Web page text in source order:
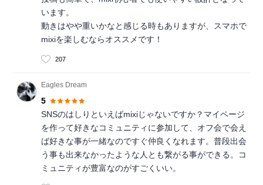
います。
動きはやや重いかなと感じる時もありますが、スマホで
mixiを楽しむならオススメです！
207
Eagles Dream
5
SNSのはしりといえばmixiじゃないですか？マイページ
を作って好きなコミュニティに参加して、オフ会で会え
ば好きな事が一緒なのですぐ仲良くなれます。普段出会
う事も出来なかったような人とも繋がる事ができる。コ
ミュニティが豊富なのがすごくいい。